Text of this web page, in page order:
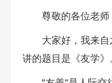
尊敬的各位老师
大家好，我来
讲的题目是《友学》。